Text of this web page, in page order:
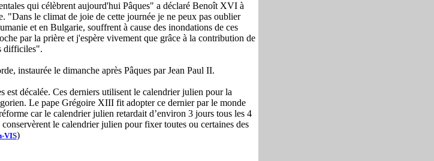
qui célèbrent aujourd'hui Pâques" a déclaré Benoît XVI à
"Dans le climat de joie de cette journée je ne peux pas oublier
et en Bulgarie, souffrent à cause des inondations de ces
par la prière et j'espère vivement que grâce à la contribution de
difficiles".
instaurée le dimanche après Pâques par Jean Paul II.
est décalée. Ces derniers utilisent le calendrier julien pour la
Le pape Grégoire XIII fit adopter ce dernier par le monde
car le calendrier julien retardait d’environ 3 jours tous les 4
le calendrier julien pour fixer toutes ou certaines des
VIS)